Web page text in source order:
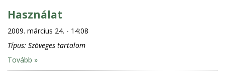
Használat
2009. március 24. - 14:08
Típus: Szöveges tartalom
Tovább »